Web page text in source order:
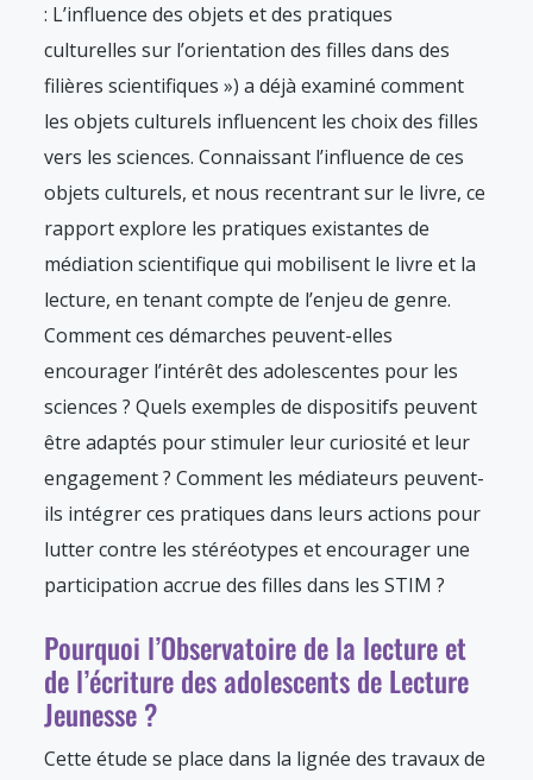
: L’influence des objets et des pratiques
culturelles sur l’orientation des filles dans des
filières scientifiques ») a déjà examiné comment
les objets culturels influencent les choix des filles
vers les sciences. Connaissant l’influence de ces
objets culturels, et nous recentrant sur le livre, ce
rapport explore les pratiques existantes de
médiation scientifique qui mobilisent le livre et la
lecture, en tenant compte de l’enjeu de genre.
Comment ces démarches peuvent-elles
encourager l’intérêt des adolescentes pour les
sciences ? Quels exemples de dispositifs peuvent
être adaptés pour stimuler leur curiosité et leur
engagement ? Comment les médiateurs peuvent-
ils intégrer ces pratiques dans leurs actions pour
lutter contre les stéréotypes et encourager une
participation accrue des filles dans les STIM ?
Pourquoi l’Observatoire de la lecture et
de l’écriture des adolescents de Lecture
Jeunesse ?
Cette étude se place dans la lignée des travaux de